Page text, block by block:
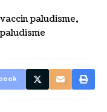
paludisme